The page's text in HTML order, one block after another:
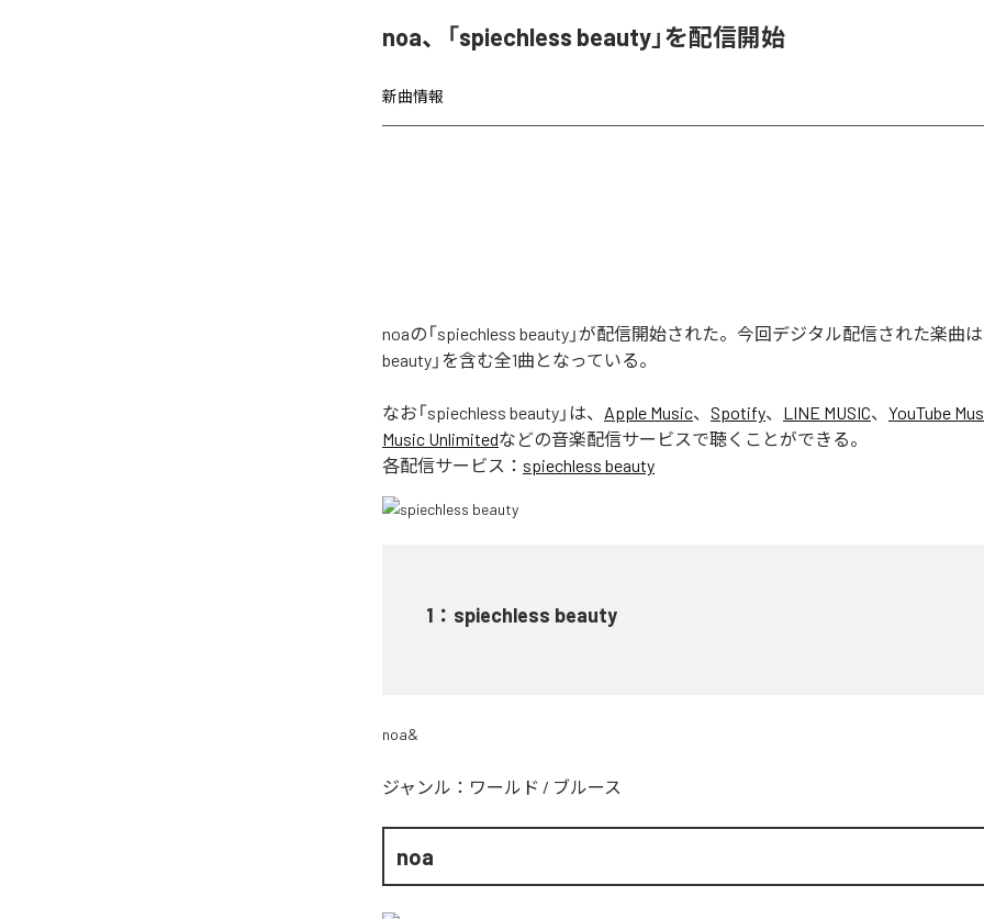
noa、「spiechless beauty」を配信開始
新曲情報
noaの「spiechless beauty」が配信開始された。今回デジタル配信された楽曲は
beauty」を含む全1曲となっている。
なお「spiechless beauty 」は、 Apple Music、 Spotify、 LINE MUSIC、 YouTube
Music Unlimitedなどの音楽配信サービスで聴くことができる。
各配信サービス： spiechless beauty
1 ： spiechless beauty
noa&
ジャンル： ワールド / ブルース
noa